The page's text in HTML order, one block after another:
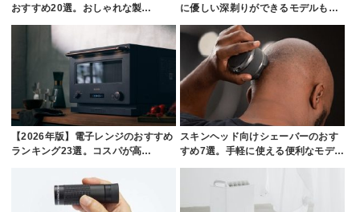
おすすめ20選。おしゃれな製…
に優しい深剃りができるモデルも…
【2026年版】電子レンジのおすすめ
ランキング23選。コスパが高…
スキンヘッド向けシェーバーのおす
すめ7選。手軽に使える便利なモデ…